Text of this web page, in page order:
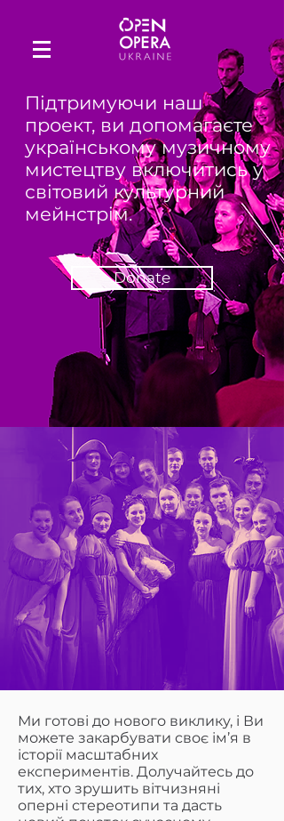
Підтримуючи наш
проект, ви допомагаєте
українському музичному
мистецтву включитись у
світовий культурний
мейнстрім.
Donate
Ми готові до нового виклику, і Ви
можете закарбувати своє ім’я в
історії масштабних
експериментів. Долучайтесь до
тих, хто зрушить вітчизняні
оперні стереотипи та дасть